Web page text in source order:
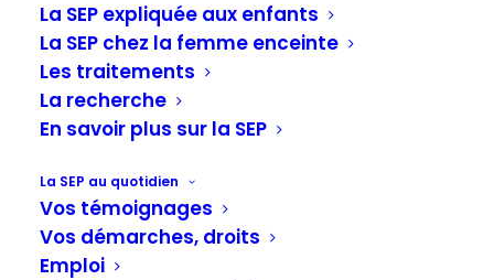
La SEP expliquée aux enfants
La SEP chez la femme enceinte
Les traitements
La recherche
En savoir plus sur la SEP
La SEP au quotidien
Vos témoignages
Vos démarches, droits
Emploi
Webinaire : Vraie / fausse poussée ?
REPLAY ! : WEBINAIRE du
LORSEP du 3 novembre à 18h :
Vraie / fausse poussée ?